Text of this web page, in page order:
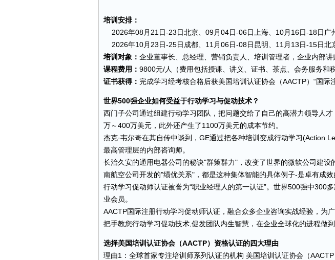
培训安排：
2026年08月21日-23日北京、09月04日-06日上海、10月16日-18日广
2026年10月23日-25日成都、11月06日-08日昆明、11月13日-15日北
培训对象： 企业董事长、总经理、营销负责人、培训管理者，企业内部讲
课程费用： 9800元/人（费用包括授课、讲义、证书、茶点、会务服务和税
证书获得： 完成学习经考核合格后获美国培训认证协会（AACTP）“国际
世界500强企业如何受益于行动学习与促动技术？
西门子公司通过组建行动学习团队 ，把问题交给了自己的高潜力领导 人
万～400万美元，此外还产生了1100万美元的成本节约。
杰克·韦尔奇在其自传中谈到，GE通过把各种培训变成行动学习(Action
最高管理层的内部咨询师。
长治久安的通用电器公司的秘诀"群策群力"，改变了世界的微软公司建设
南航空公司开发的"绩优关系"，都是这种集体智能的具体例子-是卓有成效
行动学习促动师认证被誉为“职业经理人的第一认证”。世界500强中300
业会员。
AACTP国际注册行动学习促动师认证，融合众多企业咨询实战经验，为
把手教您行动学习促动技术,促发团队内生智慧，在企业全球化的进程做
选择美国培训认证协会（AACTP）资格认证的四大理由
理由1：全球首家专注培训师系列认证的机构 美国培训认证协会（